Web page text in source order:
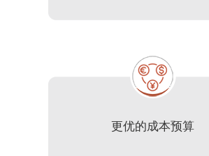
更优的成本预算